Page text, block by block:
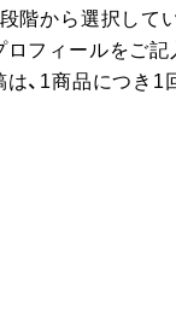
階から選択して
フィールをご記
、1商品につき1